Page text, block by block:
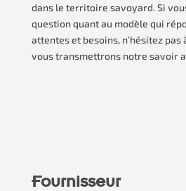
dans le territoire savoyard. Si
question quant au modèle qui
attentes et besoins, n’hésitez pas
vous transmettrons notre savoir
Fournisseur